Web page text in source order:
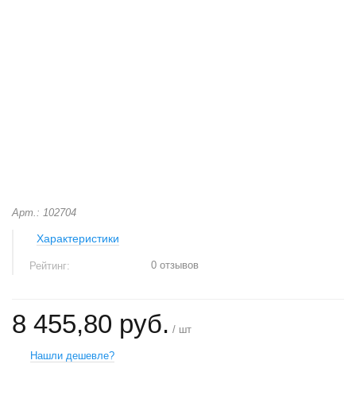
Арт.: 102704
Характеристики
Рейтинг: 0 отзывов
8 455,80 руб. / шт
Нашли дешевле?